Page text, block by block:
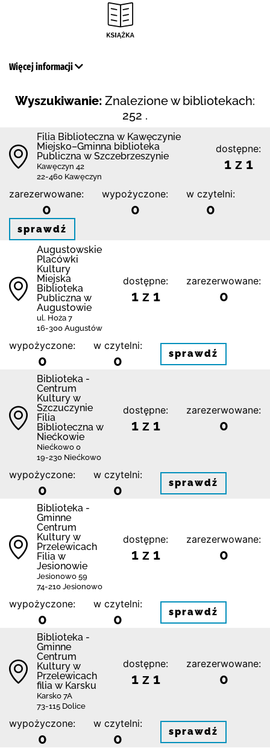
Więcej informacji
Wyszukiwanie: Znalezione w bibliotekach:
252 .
Filia Biblioteczna w Kawęczynie
Miejsko–Gminna biblioteka
Publiczna w Szczebrzeszynie
Kawęczyn 42
22-460 Kawęczyn
dostępne:
1 z 1
zarezerwowane:
0
wypożyczone:
0
w czytelni:
0
sprawdź
Augustowskie
Placówki
Kultury
Miejska
Biblioteka
Publiczna w
Augustowie
ul. Hoża 7
16-300 Augustów
dostępne:
1 z 1
zarezerwowane:
0
wypożyczone:
0
w czytelni:
0 sprawdź
Biblioteka -
Centrum
Kultury w
Szczuczynie
Filia
Biblioteczna w
Niećkowie
Niećkowo 0
19-230 Niećkowo
dostępne:
1 z 1
zarezerwowane:
0
wypożyczone:
0
w czytelni:
0 sprawdź
Biblioteka -
Gminne
Centrum
Kultury w
Przelewicach
Filia w
Jesionowie
Jesionowo 59
74-210 Jesionowo
dostępne:
1 z 1
zarezerwowane:
0
wypożyczone:
0
w czytelni:
0 sprawdź
Biblioteka -
Gminne
Centrum
Kultury w
Przelewicach
filia w Karsku
Karsko 7A
73-115 Dolice
dostępne:
1 z 1
zarezerwowane:
0
wypożyczone:
0
w czytelni:
0 sprawdź